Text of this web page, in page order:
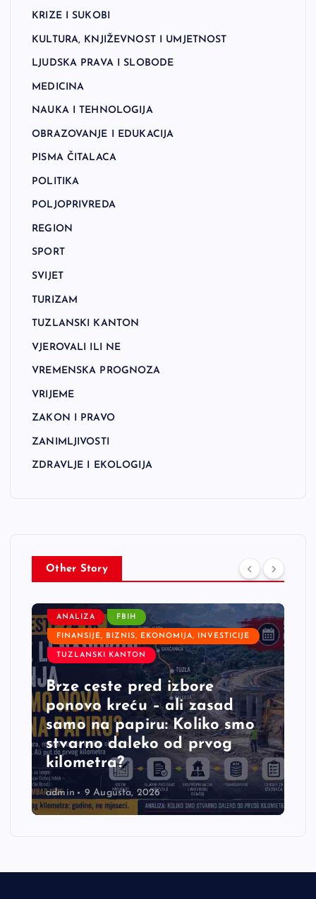
KRIZE I SUKOBI
KULTURA, KNJIŽEVNOST I UMJETNOST
LJUDSKA PRAVA I SLOBODE
MEDICINA
NAUKA I TEHNOLOGIJA
OBRAZOVANJE I EDUKACIJA
PISMA ČITALACA
POLITIKA
POLJOPRIVREDA
REGION
SPORT
SVIJET
TURIZAM
TUZLANSKI KANTON
VJEROVALI ILI NE
VREMENSKA PROGNOZA
VRIJEME
ZAKON I PRAVO
ZANIMLJIVOSTI
ZDRAVLJE I EKOLOGIJA
Other Story
ANALIZA FBIH
FINANSIJE, BIZNIS, EKONOMIJA, INVESTICIJE
TUZLANSKI KANTON
Brze ceste pred izbore
ponovo kreću – ali zasad
samo na papiru: Koliko smo
stvarno daleko od prvog
kilometra?
admin 9 Augusta, 2026